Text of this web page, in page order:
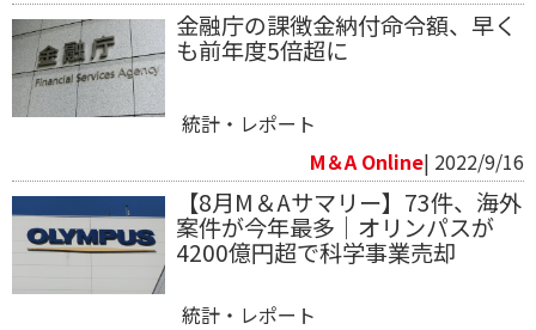
金融庁の課徴金納付命令額、早く
も前年度5倍超に
統計・レポート
M＆A Online| 2022/9/16
【8月M＆Aサマリー】73件、海外
案件が今年最多｜オリンパスが
4200億円超で科学事業売却
統計・レポート